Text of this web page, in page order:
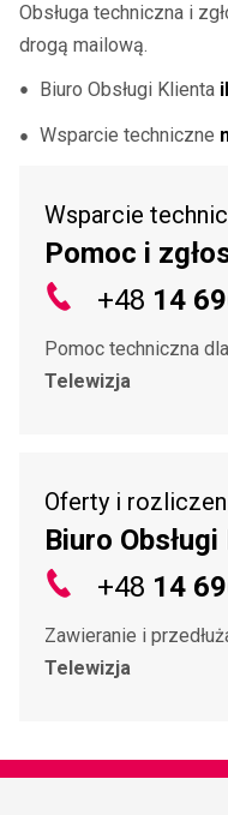
Obsługa techniczna i
drogą mailową.
Biuro Obsługi Klienta
Wsparcie techniczne
Wsparcie
Pomoc i
+48 14
Pomoc techniczna
Telewizja
Oferty i
Biuro
+48 14
Zawieranie i
Telewizja